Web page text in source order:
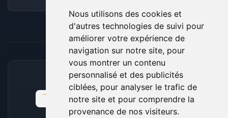
Nous utilisons des cookies et
d'autres technologies de suivi pour
améliorer votre expérience de
navigation sur notre site, pour
vous montrer un contenu
personnalisé et des publicités
ciblées, pour analyser le trafic de
notre site et pour comprendre la
provenance de nos visiteurs.
MOYENS DE PAIEMENT ACCEPTÉS